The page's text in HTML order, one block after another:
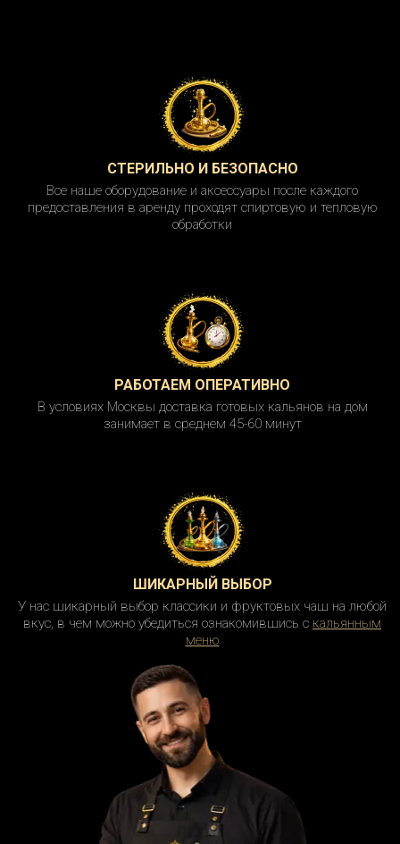
СТЕРИЛЬНО И БЕЗОПАСНО
Все наше оборудование и аксессуары после каждого
предоставления в аренду проходят спиртовую и тепловую
обработки
РАБОТАЕМ ОПЕРАТИВНО
В условиях Москвы доставка готовых кальянов на дом
занимает в среднем 45-60 минут
ШИКАРНЫЙ ВЫБОР
У нас шикарный выбор классики и фруктовых чаш на любой
вкус, в чем можно убедиться ознакомившись с кальянным
меню